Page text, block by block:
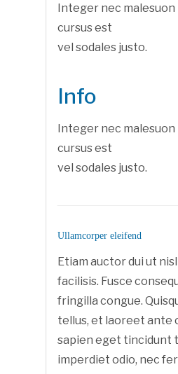
Integer nec malesuon
cursus est
vel sodales justo.
Info
Integer nec malesuon
cursus est
vel sodales justo.
Ullamcorper eleifend
Etiam auctor dui ut
facilisis. Fusce
fringilla congue.
tellus, et laoreet ante
sapien eget tincidunt
imperdiet odio, nec